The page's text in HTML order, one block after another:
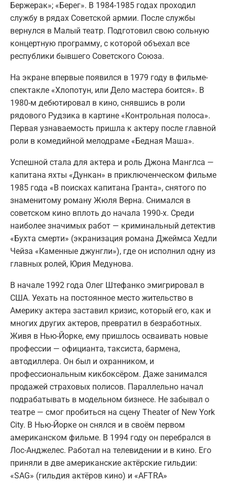
Бержерак»; «Берег». В 1984-1985 годах проходил
службу в рядах Советской армии. После службы
вернулся в Малый театр. Подготовил свою сольную
концертную программу, с которой объехал все
республики бывшего Советского Союза.
На экране впервые появился в 1979 году в фильме-
спектакле «Хлопотун, или Дело мастера боится». В
1980-м дебютировал в кино, снявшись в роли
рядового Рудзика в картине «Контрольная полоса».
Первая узнаваемость пришла к актеру после главной
роли в комедийной мелодраме «Бедная Маша».
Успешной стала для актера и роль Джона Манглса —
капитана яхты «Дункан» в приключенческом фильме
1985 года «В поисках капитана Гранта», снятого по
знаменитому роману Жюля Верна. Снимался в
советском кино вплоть до начала 1990-х. Среди
наиболее значимых работ — криминальный детектив
«Бухта смерти» (экранизация романа Джеймса Хедли
Чейза «Каменные джунгли»), где он исполнил одну из
главных ролей, Юрия Медунова.
В начале 1992 года Олег Штефанко эмигрировал в
США. Уехать на постоянное место жительство в
Америку актера заставил кризис, который его, как и
многих других актеров, превратил в безработных.
Живя в Нью-Йорке, ему пришлось осваивать новые
профессии — официанта, таксиста, бармена,
автодиллера. Он был и охранником, и
профессиональным кикбоксёром. Даже занимался
продажей страховых полисов. Параллельно начал
подрабатывать в модельном бизнесе. Не забывал о
театре — смог пробиться на сцену Theater of New York
City. В Нью-Йорке он снялся и в своём первом
американском фильме. В 1994 году он перебрался в
Лос-Анджелес. Работал на телевидении и в кино. Его
приняли в две американские актёрские гильдии:
«SAG» (гильдия актёров кино) и «AFTRA»